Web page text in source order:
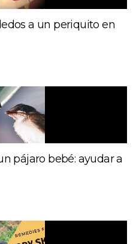
a un periquito en
pájaro bebé: ayudar a